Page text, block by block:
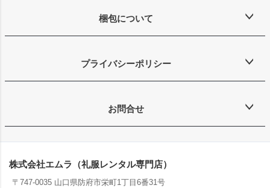
梱包について
プライバシーポリシー
お問合せ
株式会社エムラ（礼服レンタル専門店）
〒747-0035 山口県防府市栄町1丁目6番31号